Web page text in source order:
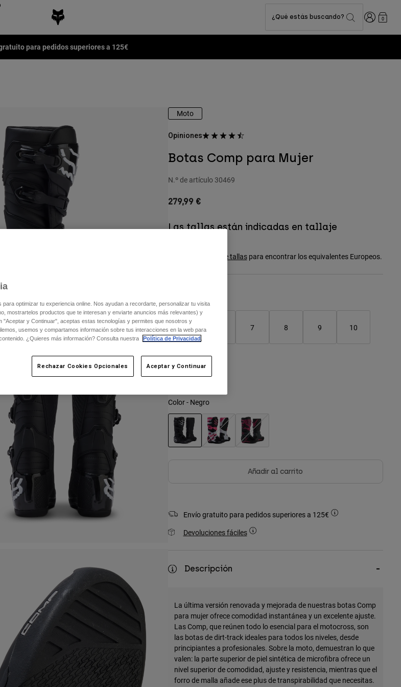
¿Qué estás buscando? Iniciar0
para pedidos superiores a 125€
Moto
Opiniones
Botas Comp para Mujer
N.º de artículo 30469
279,99 €
Las tallas están indicadas en tallaje
guía de tallaspara encontrar los equivalentes Europeos.
5 7 8 9 10
Color - Negro
Añadir al carrito
Envío gratuito para pedidos superiores a 125€
Devoluciones fáciles
Descripción
La última versión renovada y mejorada de nuestras botas Comp
para mujer ofrece comodidad instantánea y un excelente ajuste.
Las Comp, que reúnen todo lo esencial para el motocross, son
las botas de dirt-track ideales para todos los niveles, desde
principiantes a profesionales. Sobre la moto, demuestran lo que
valen: la parte superior de piel sintética de microfibra ofrece un
nivel superior de comodidad, ajuste y resistencia, mientras que el
forro de malla añade ese plus de transpirabilidad que necesitas.
optimizar tu experiencia online. Nos ayudan a recordarte, personalizar tu visita
mostrartelos productos que te interesan y enviarte anuncios más relevantes) y
"Aceptar y Continuar", aceptas estas tecnologías y permites que nosotros y
usemos y compartamos información sobre tus interacciones en la web para
¿Quieres más información? Consulta nuestra
Política de Privacidad .
Rechazar Cookies Opcionales Aceptar y Continuar